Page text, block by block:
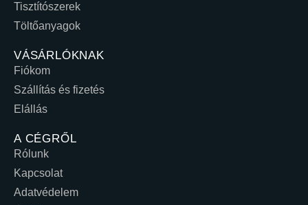
Tisztítószerek
Töltőanyagok
VÁSÁRLÓKNAK
Fiókom
Szállítás és fizetés
Elállás
A CÉGRŐL
Rólunk
Kapcsolat
Adatvédelem